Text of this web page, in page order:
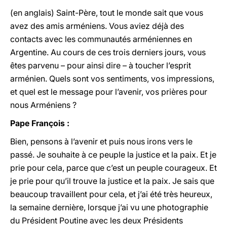
(en anglais) Saint-Père, tout le monde sait que vous
avez des amis arméniens. Vous aviez déjà des
contacts avec les communautés arméniennes en
Argentine. Au cours de ces trois derniers jours, vous
êtes parvenu – pour ainsi dire – à toucher l’esprit
arménien. Quels sont vos sentiments, vos impressions,
et quel est le message pour l’avenir, vos prières pour
nous Arméniens ?
Pape François :
Bien, pensons à l’avenir et puis nous irons vers le
passé. Je souhaite à ce peuple la justice et la paix. Et je
prie pour cela, parce que c’est un peuple courageux. Et
je prie pour qu’il trouve la justice et la paix. Je sais que
beaucoup travaillent pour cela, et j’ai été très heureux,
la semaine dernière, lorsque j’ai vu une photographie
du Président Poutine avec les deux Présidents